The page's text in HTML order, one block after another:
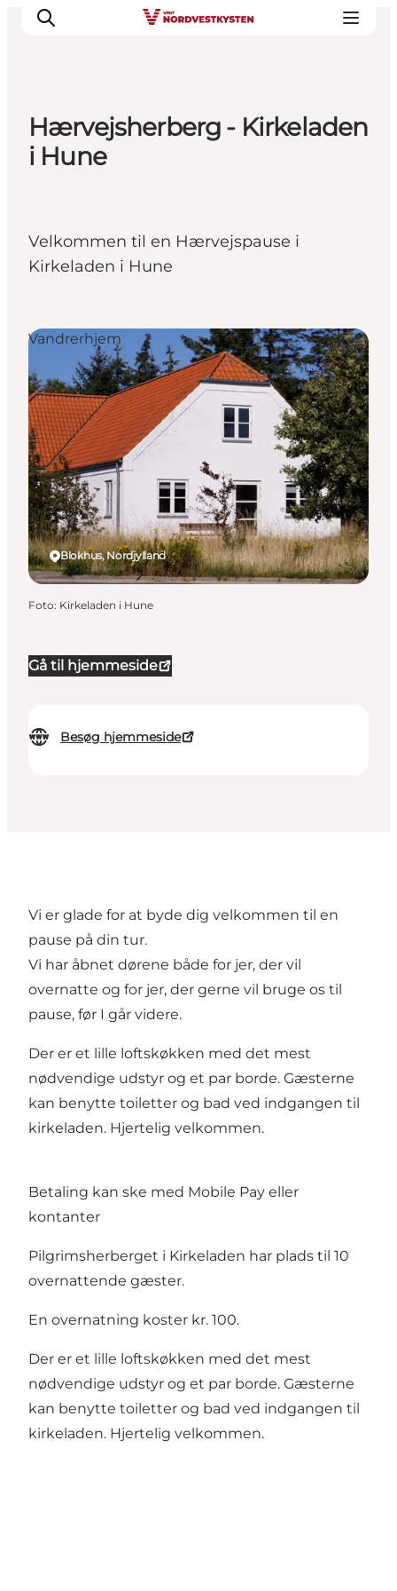
Feriesteder
Overnatning
Planlæg din ferie
Hærvejsherberg - Kirkeladen
i Hune
Velkommen til en Hærvejspause i
Kirkeladen i Hune
Gå til hjemmeside
Besøg hjemmeside
Blokhus, Nordjylland
Vandrerhjem
Foto: Kirkeladen i Hune
Vi er glade for at byde dig velkommen til en
pause på din tur.
Vi har åbnet dørene både for jer, der vil
overnatte og for jer, der gerne vil bruge os til
pause, før I går videre.
Der er et lille loftskøkken med det mest
nødvendige udstyr og et par borde. Gæsterne
kan benytte toiletter og bad ved indgangen til
kirkeladen. Hjertelig velkommen.
Betaling kan ske med Mobile Pay eller
kontanter
Pilgrimsherberget i Kirkeladen har plads til 10
overnattende gæster.
En overnatning koster kr. 100.
Der er et lille loftskøkken med det mest
nødvendige udstyr og et par borde. Gæsterne
kan benytte toiletter og bad ved indgangen til
kirkeladen. Hjertelig velkommen.